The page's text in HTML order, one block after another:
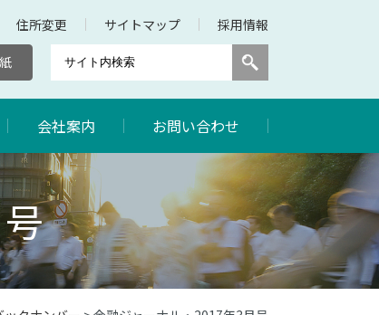
住所変更 サイトマップ 採用情報
会社案内 お問い合わせ